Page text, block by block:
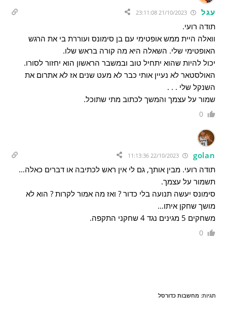
עגל
תודה רועי.
וואלה היית ממש אופטימי עם בן סימונס ועוררת בי את הרגש
האופטימי שלי. השאלה היא מה קורה בראש שלו.
יכול להיות שהוא יתחיל טוב ובמשבר הראשון הוא יחזור לסורו.
האולסטאר לא נעיין אותי כבר לא מעט שנים אז לא אתרום את
השנקל שלי . . .
שמור על עצמך והמשך לכתוב מתי שתוכל.
0
golan
תודה רועי. מבין אותך, גם לי אין ראש לכתיבה או דברים כאלה…
תשמור על עצמך.
סימונס יעשה תנועה בלי כדור ? ואז מה אמור לקרות ? הוא לא
מושך שחקן איתו…
משחקים 5 מגינים נגד 4 שחקני התקפה.
0
תגיות: מחשבות כדורסל